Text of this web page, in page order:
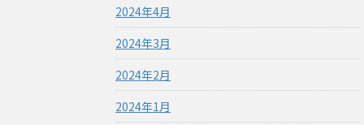
2024年4月
2024年3月
2024年2月
2024年1月